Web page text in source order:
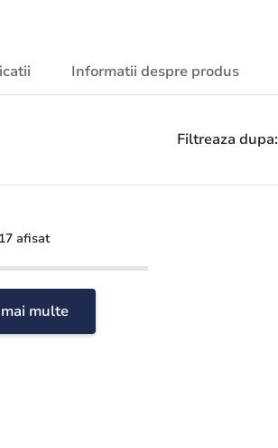
Informatii despre produs
Filtreaza dupa:
afisat
multe